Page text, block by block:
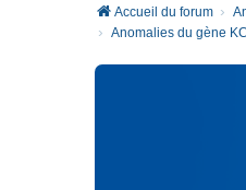
Accueil du forum
Anomalies du gène